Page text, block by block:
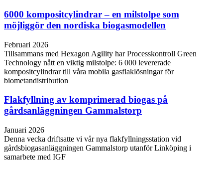
6000 kompositcylindrar – en milstolpe som
möjliggör den nordiska biogasmodellen
Februari 2026
Tillsammans med Hexagon Agility har Processkontroll Green
Technology nått en viktig milstolpe: 6 000 levererade
kompositcylindrar till våra mobila gasflaklösningar för
biometandistribution
Flakfyllning av komprimerad biogas på
gårdsanläggningen Gammalstorp
Januari 2026
Denna vecka driftsatte vi vår nya flakfyllningsstation vid
gårdsbiogasanläggningen Gammalstorp utanför Linköping i
samarbete med IGF